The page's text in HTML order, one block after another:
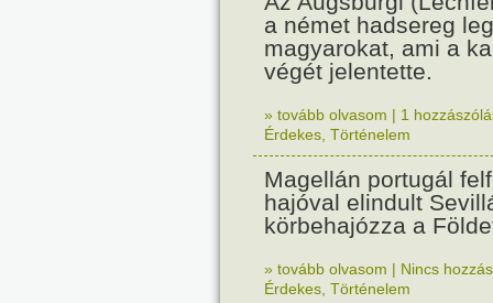
a német hadsereg
magyarokat, ami a
végét jelentette.
» tovább olvasom | 1
Érdekes Történelem
Magellán portugál
hajóval elindult
körbehajózza a
» tovább olvasom | Nincs
Érdekes Történelem